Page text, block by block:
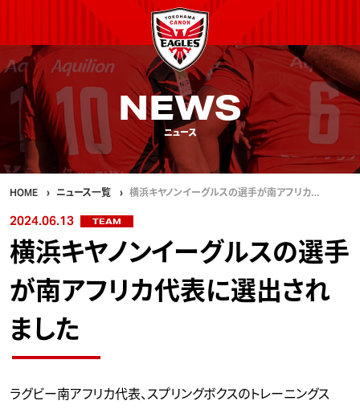
NEWS
ニュース
HOME ニュース一覧 横浜キヤノンイーグルスの選手が南アフリカ…
2024.06.13 TEAM
横浜キヤノンイーグルスの選手
が南アフリカ代表に選出され
ました
ラグビー南アフリカ代表、スプリングボクスのトレーニングス